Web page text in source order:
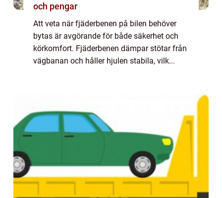
och pengar
Att veta när fjäderbenen på bilen behöver
bytas är avgörande för både säkerhet och
körkomfort. Fjäderbenen dämpar stötar från
vägbanan och håller hjulen stabila, vilk...